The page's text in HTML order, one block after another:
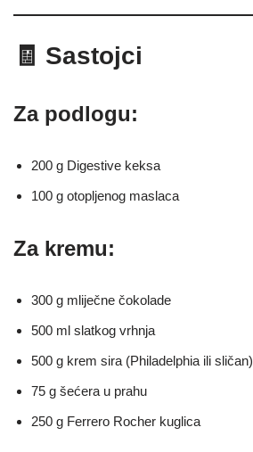
🧾 Sastojci
Za podlogu:
200 g Digestive keksa
100 g otopljenog maslaca
Za kremu:
300 g mliječne čokolade
500 ml slatkog vrhnja
500 g krem sira (Philadelphia ili sličan)
75 g šećera u prahu
250 g Ferrero Rocher kuglica